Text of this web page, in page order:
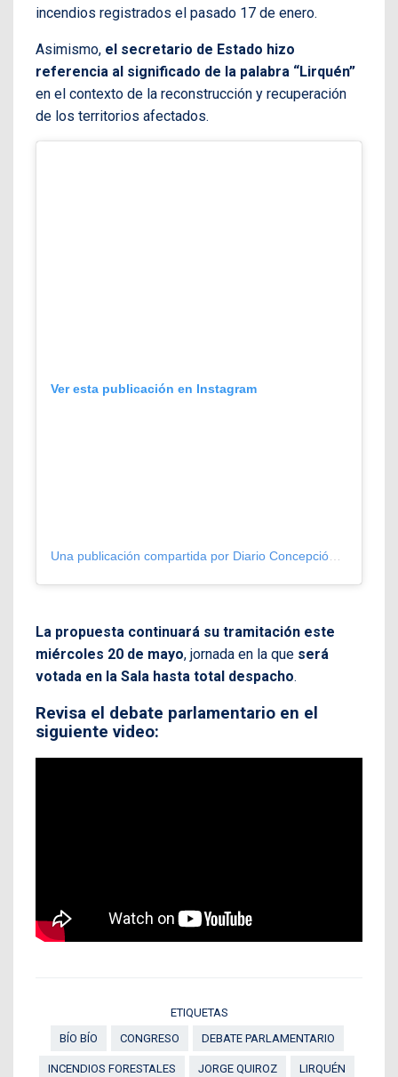
incendios registrados el pasado 17 de enero.
Asimismo, el secretario de Estado hizo
referencia al significado de la palabra “Lirquén”
en el contexto de la reconstrucción y recuperación
de los territorios afectados.
Ver esta publicación en Instagram
La propuesta continuará su tramitación este
miércoles 20 de mayo, jornada en la que será
votada en la Sala hasta total despacho.
Revisa el debate parlamentario en el
siguiente video:
ETIQUETAS
BÍO BÍO
CONGRESO DEBATE PARLAMENTARIO
INCENDIOS FORESTALES JORGE QUIROZ LIRQUÉN